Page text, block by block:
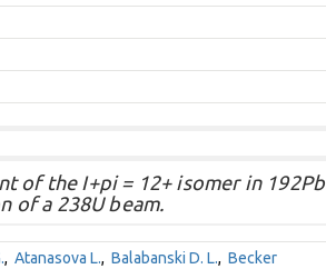
of the I+pi = 12+ isomer in 192Pb
of a 238U beam.
, Atanasova L., Balabanski D. L., Becker